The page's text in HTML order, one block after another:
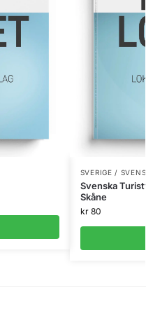
SVERIGE /
Svenska
Skåne
kr80